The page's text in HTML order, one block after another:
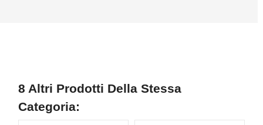
8 Altri Prodotti Della Stessa
Categoria: